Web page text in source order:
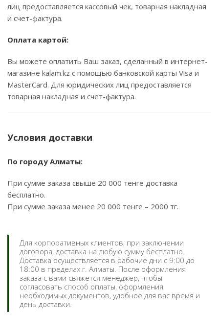
лиц предоставляется кассовый чек, товарная накладная
и счет-фактура.
Оплата картой:
Вы можете оплатить Ваш заказ, сделанный в интернет-
магазине kalam.kz с помощью банковской карты Visa и
MasterCard. Для юридических лиц предоставляется
товарная накладная и счет-фактура.
Условия доставки
По городу Алматы:
При сумме заказа свыше 20 000 тенге доставка
бесплатно.
При сумме заказа менее 20 000 тенге – 2000 тг.
Для корпоративных клиентов, при заключении
договора, доставка на любую сумму бесплатно.
Доставка осуществляется в рабочие дни с 9:00 до
18:00 в пределах г. Алматы. После оформления
заказа с вами свяжется менеджер, чтобы
согласовать способ оплаты, оформления
необходимых документов, удобное для вас время и
день доставки.